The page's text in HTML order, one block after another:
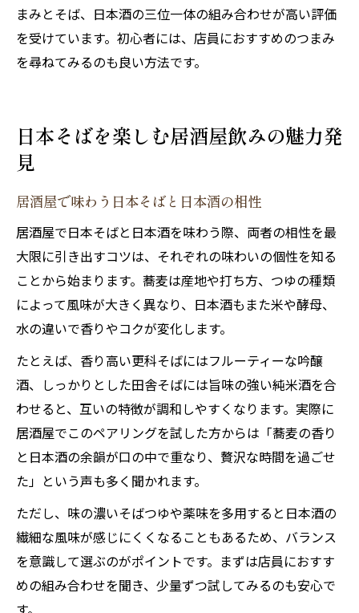
まみとそば、日本酒の三位一体の組み合わせが高い評価
を受けています。初心者には、店員におすすめのつまみ
を尋ねてみるのも良い方法です。
日本そばを楽しむ居酒屋飲みの魅力発
見
居酒屋で味わう日本そばと日本酒の相性
居酒屋で日本そばと日本酒を味わう際、両者の相性を最
大限に引き出すコツは、それぞれの味わいの個性を知る
ことから始まります。蕎麦は産地や打ち方、つゆの種類
によって風味が大きく異なり、日本酒もまた米や酵母、
水の違いで香りやコクが変化します。
たとえば、香り高い更科そばにはフルーティーな吟醸
酒、しっかりとした田舎そばには旨味の強い純米酒を合
わせると、互いの特徴が調和しやすくなります。実際に
居酒屋でこのペアリングを試した方からは「蕎麦の香り
と日本酒の余韻が口の中で重なり、贅沢な時間を過ごせ
た」という声も多く聞かれます。
ただし、味の濃いそばつゆや薬味を多用すると日本酒の
繊細な風味が感じにくくなることもあるため、バランス
を意識して選ぶのがポイントです。まずは店員におすす
めの組み合わせを聞き、少量ずつ試してみるのも安心で
す。